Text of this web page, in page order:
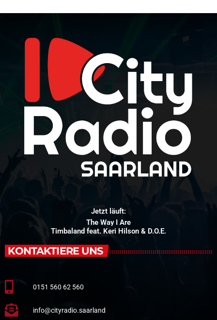
Jetzt läuft:
The Way I Are
Timbaland feat. Keri Hilson & D.O.E.
KONTAKTIERE UNS
0151 560 62 560
info@cityradio.saarland